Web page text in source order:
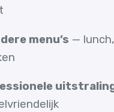
menu’s —